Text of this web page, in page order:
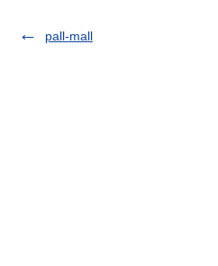
pall-mall